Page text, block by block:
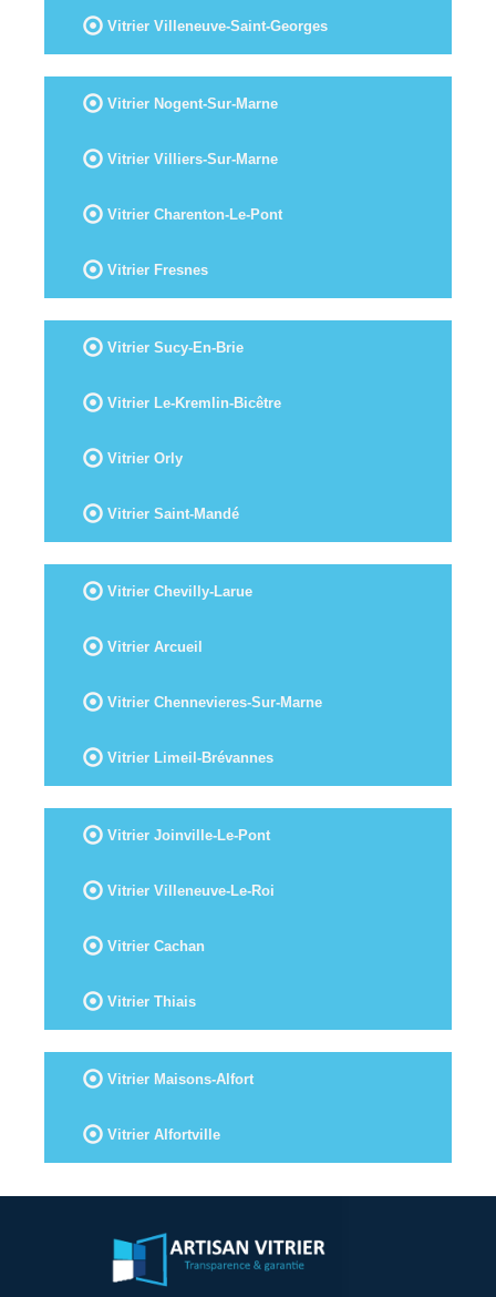
Vitrier Villeneuve-Saint-Georges
Vitrier Nogent-Sur-Marne
Vitrier Villiers-Sur-Marne
Vitrier Charenton-Le-Pont
Vitrier Fresnes
Vitrier Sucy-En-Brie
Vitrier Le-Kremlin-Bicêtre
Vitrier Orly
Vitrier Saint-Mandé
Vitrier Chevilly-Larue
Vitrier Arcueil
Vitrier Chennevieres-Sur-Marne
Vitrier Limeil-Brévannes
Vitrier Joinville-Le-Pont
Vitrier Villeneuve-Le-Roi
Vitrier Cachan
Vitrier Thiais
Vitrier Maisons-Alfort
Vitrier Alfortville